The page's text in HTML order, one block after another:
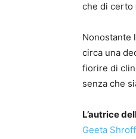
che di certo
Nonostante
circa una
fiorire di
senza che
L’autrice
Geeta Shroff